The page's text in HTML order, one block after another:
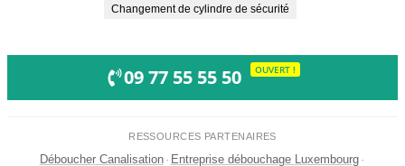
Changement de cylindre de sécurité
09 77 55 55 50 OUVERT !
RESSOURCES PARTENAIRES
Déboucher Canalisation · Entreprise débouchage Luxembourg ·